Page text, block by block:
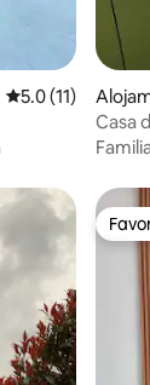
Calificación
5.0 (11)
Casa